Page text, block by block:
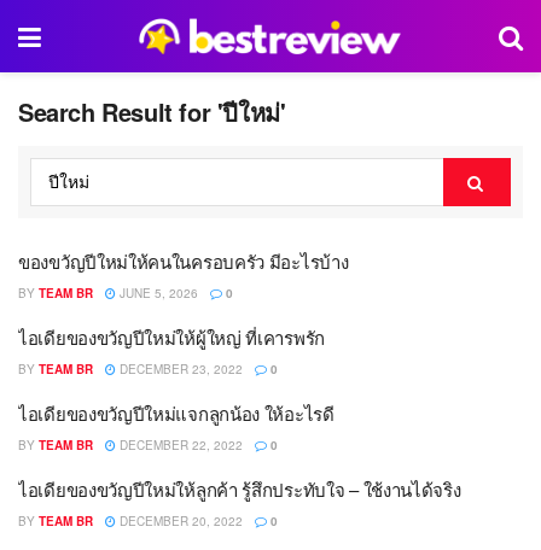
Search Result for 'ปีใหม่'
ของขวัญปีใหม่ให้คนในครอบครัว มีอะไรบ้าง
BY TEAM BR JUNE 5, 2026 0
ไอเดียของขวัญปีใหม่ให้ผู้ใหญ่ ที่เคารพรัก
BY TEAM BR DECEMBER 23, 2022 0
ไอเดียของขวัญปีใหม่แจกลูกน้อง ให้อะไรดี
BY TEAM BR DECEMBER 22, 2022 0
ไอเดียของขวัญปีใหม่ให้ลูกค้า รู้สึกประทับใจ – ใช้งานได้จริง
BY TEAM BR DECEMBER 20, 2022 0